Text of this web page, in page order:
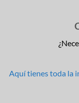
Aquí tienes toda la